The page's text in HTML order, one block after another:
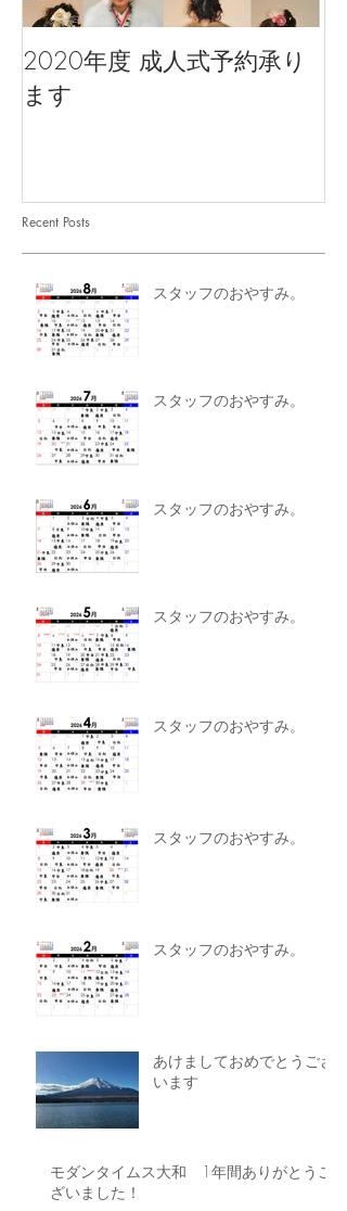
2020年度 成人式予約承り
ます
Recent Posts
スタッフのおやすみ。
スタッフのおやすみ。
スタッフのおやすみ。
スタッフのおやすみ。
スタッフのおやすみ。
スタッフのおやすみ。
スタッフのおやすみ。
あけましておめでとうござ
います
モダンタイムス大和 1年間ありがとうご
ざいました！